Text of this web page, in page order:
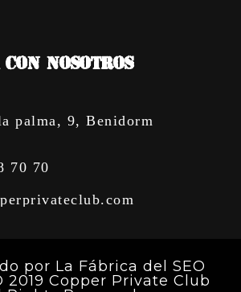
NOSOTROS
palma, 9, Benidorm
70 70
por La Fábrica del SEO
Copper Private Club